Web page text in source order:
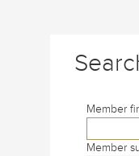
Member
Member